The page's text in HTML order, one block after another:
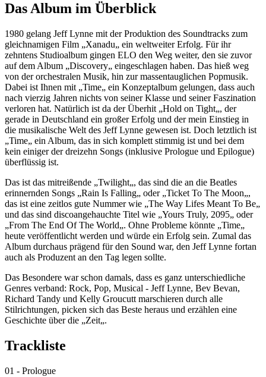
Das Album im Überblick
1980 gelang Jeff Lynne mit der Produktion des Soundtracks zum
gleichnamigen Film „Xanadu„ ein weltweiter Erfolg. Für ihr
zehntens Studioalbum gingen ELO den Weg weiter, den sie zuvor
auf dem Album „Discovery„ eingeschlagen haben. Das hieß weg
von der orchestralen Musik, hin zur massentauglichen Popmusik.
Dabei ist Ihnen mit „Time„ ein Konzeptalbum gelungen, dass auch
nach vierzig Jahren nichts von seiner Klasse und seiner Faszination
verloren hat. Natürlich ist da der Überhit „Hold on Tight„, der
gerade in Deutschland ein großer Erfolg und der mein Einstieg in
die musikalische Welt des Jeff Lynne gewesen ist. Doch letztlich ist
„Time„ ein Album, das in sich komplett stimmig ist und bei dem
kein einiger der dreizehn Songs (inklusive Prologue und Epilogue)
überflüssig ist.
Das ist das mitreißende „Twilight„, das sind die an die Beatles
erinnernden Songs „Rain Is Falling„ oder „Ticket To The Moon„,
das ist eine zeitlos gute Nummer wie „The Way Lifes Meant To Be„
und das sind discoangehauchte Titel wie „Yours Truly, 2095„ oder
„From The End Of The World„. Ohne Probleme könnte „Time„
heute veröffentlicht werden und würde ein Erfolg sein. Zumal das
Album durchaus prägend für den Sound war, den Jeff Lynne fortan
auch als Produzent an den Tag legen sollte.
Das Besondere war schon damals, dass es ganz unterschiedliche
Genres verband: Rock, Pop, Musical - Jeff Lynne, Bev Bevan,
Richard Tandy und Kelly Groucutt marschieren durch alle
Stilrichtungen, picken sich das Beste heraus und erzählen eine
Geschichte über die „Zeit„.
Trackliste
01 - Prologue